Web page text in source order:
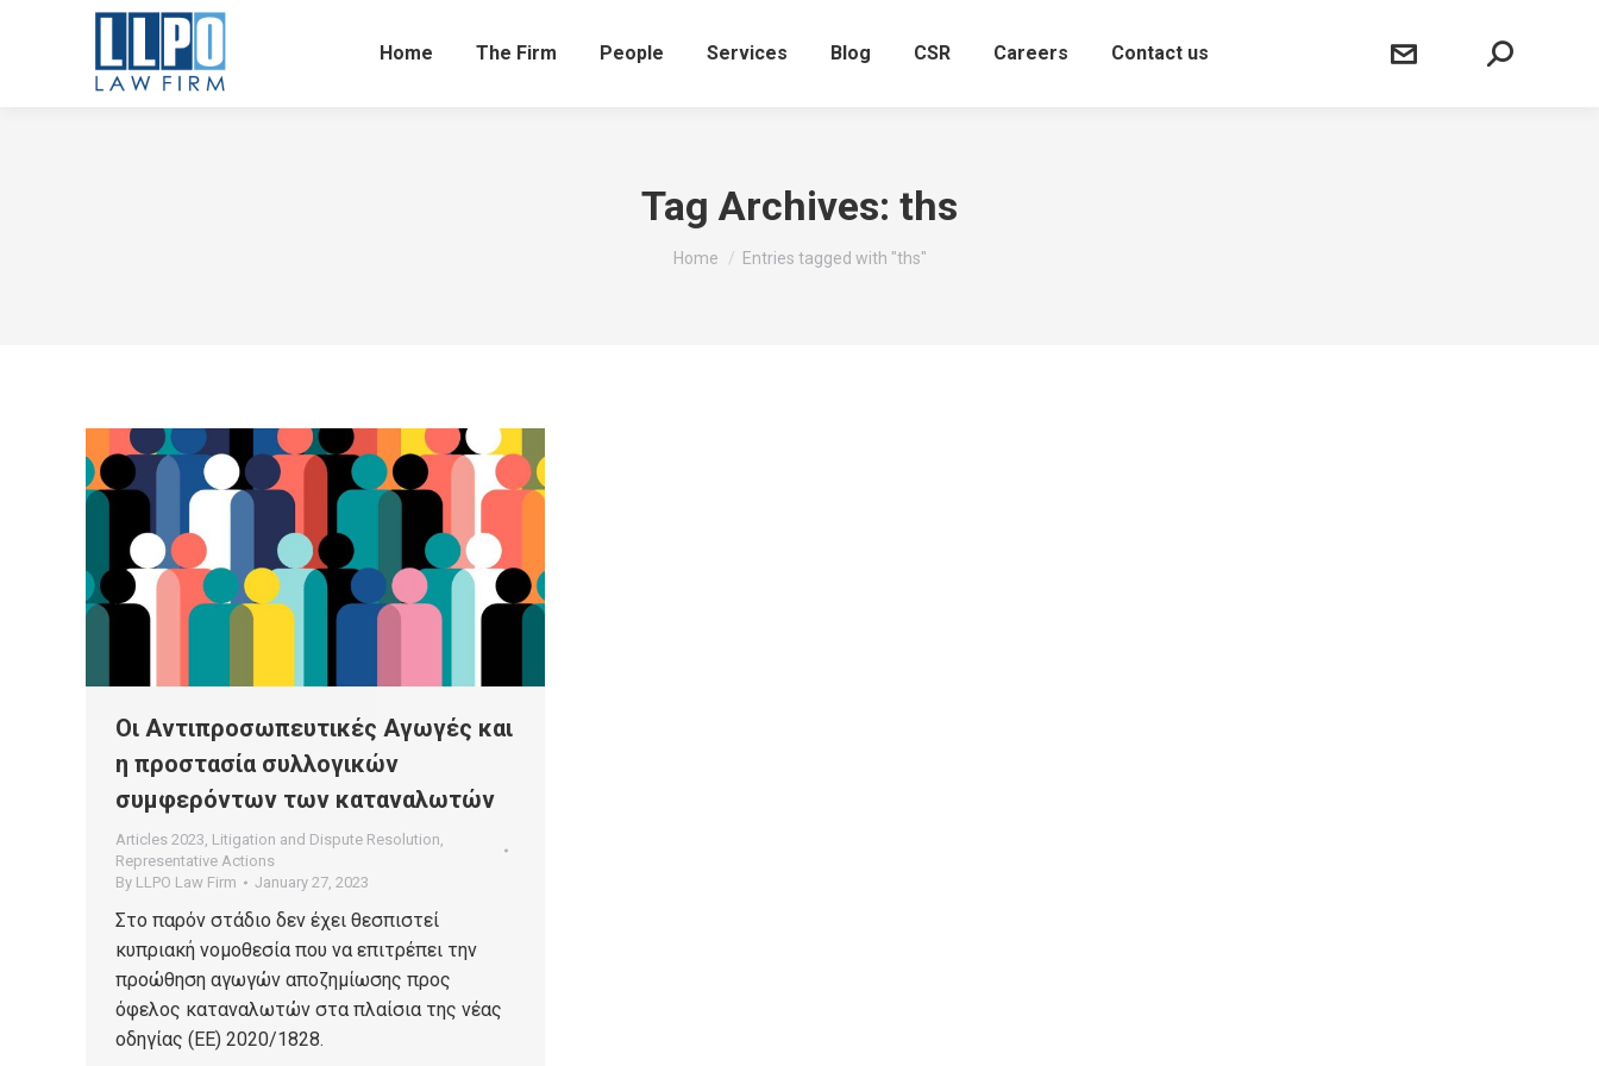
Home The Firm People Services Blog CSR Careers Contact us
Tag Archives: ths
You are here:
Home Entries tagged with "ths"
Οι Αντιπροσωπευτικές Αγωγές και
η προστασία συλλογικών
συμφερόντων των καταναλωτών
Articles 2023, Litigation and Dispute Resolution,
Representative Actions
By LLPO Law Firm January 27, 2023
Στο παρόν στάδιο δεν έχει θεσπιστεί
κυπριακή νομοθεσία που να επιτρέπει την
προώθηση αγωγών αποζημίωσης προς
όφελος καταναλωτών στα πλαίσια της νέας
οδηγίας (ΕΕ) 2020/1828.